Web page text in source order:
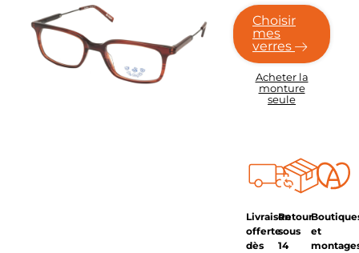
Choisir
mes
verres
Acheter la
monture
seule
Livraison
offerte
dès
Retour
sous
14
et